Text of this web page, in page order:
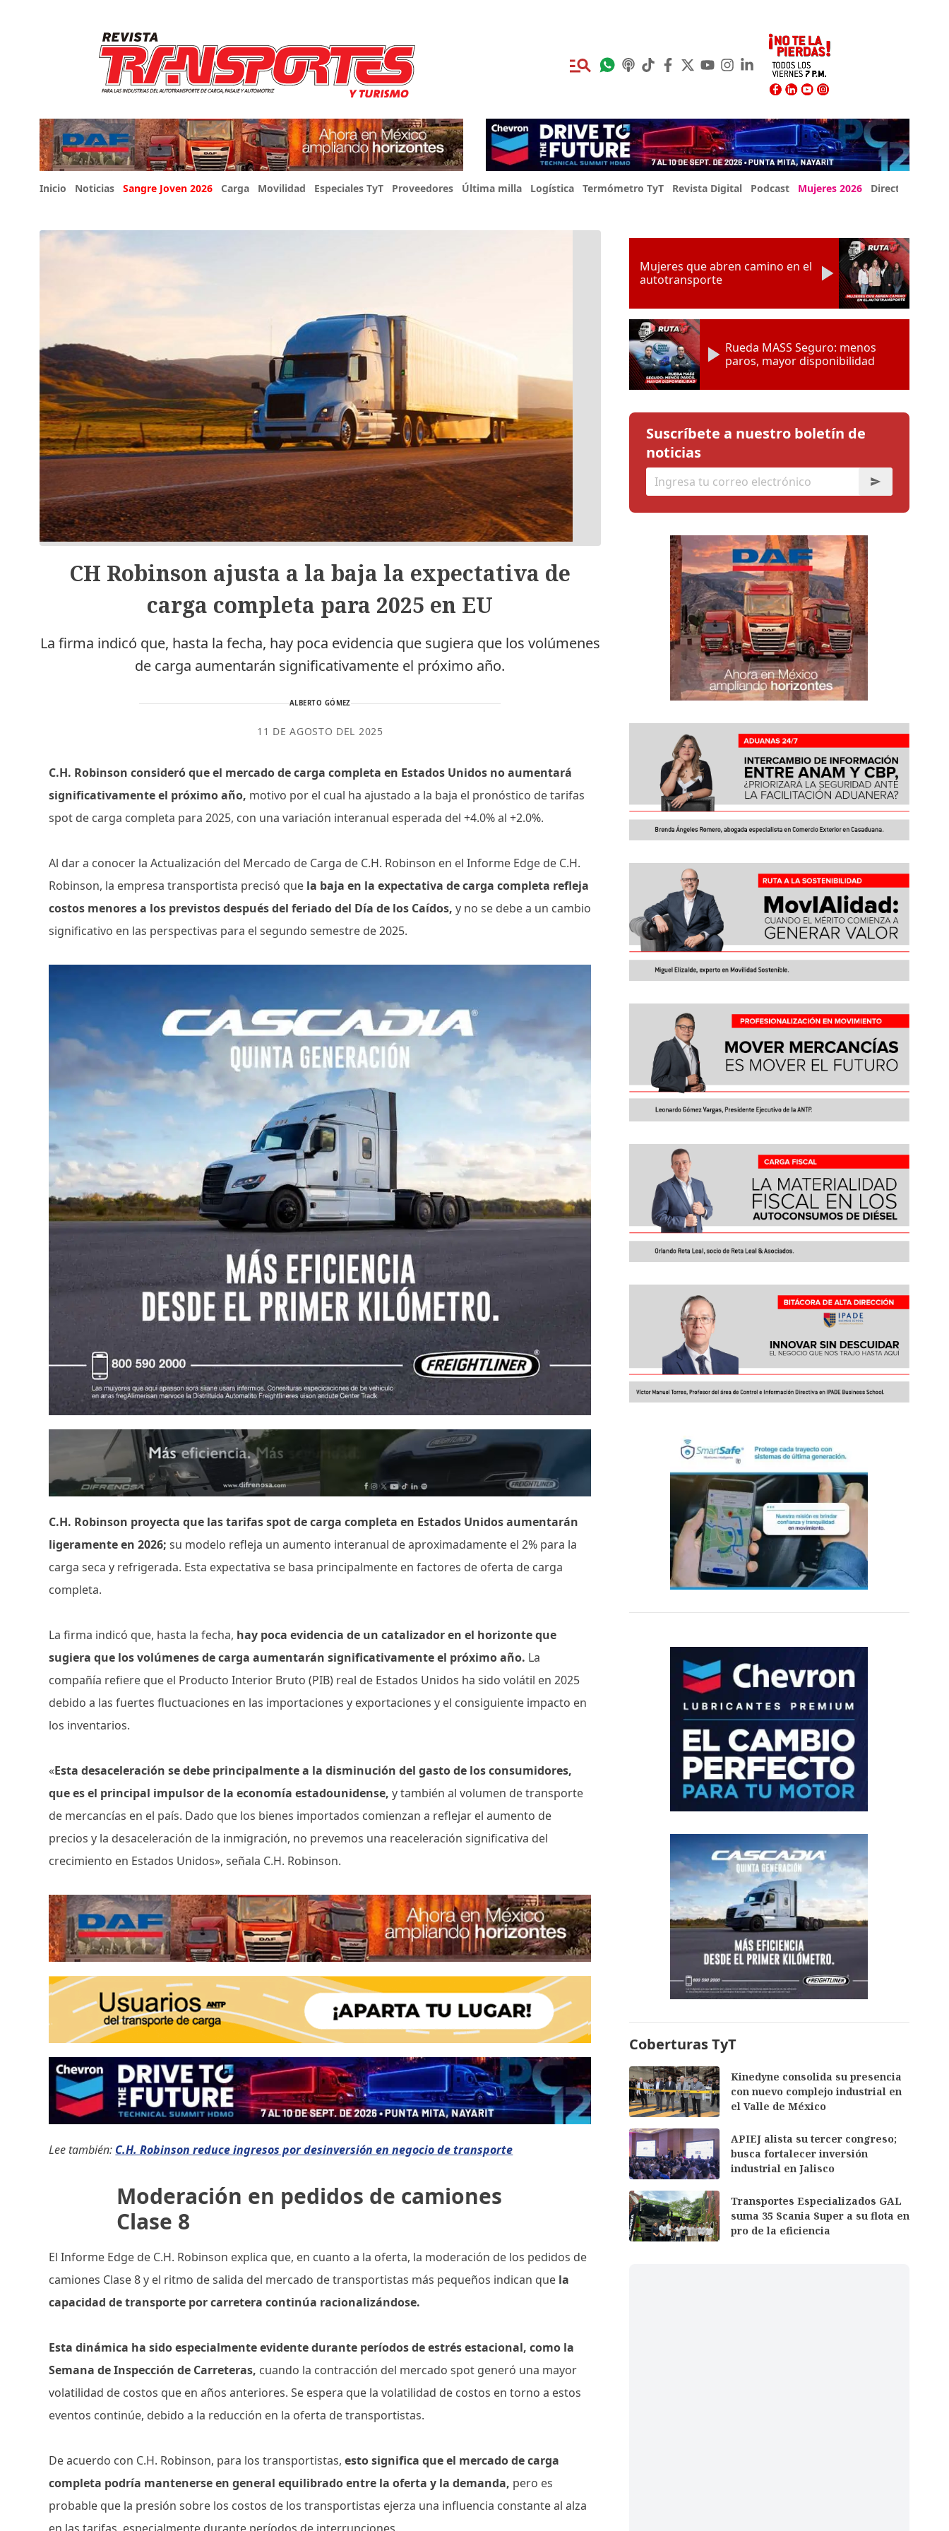
Inicio Noticias Sangre Joven 2026 Carga Movilidad Especiales TyT Proveedores Última milla Logística Termómetro TyT Revista Digital Podcast Mujeres 2026 Directorio Expo
CH Robinson ajusta a la baja la expectativa de
carga completa para 2025 en EU
La firma indicó que, hasta la fecha, hay poca evidencia que sugiera que los volúmenes
de carga aumentarán significativamente el próximo año.
ALBERTO GÓMEZ
11 DE AGOSTO DEL 2025
C.H. Robinson consideró que el mercado de carga completa en Estados Unidos no aumentará
significativamente el próximo año, motivo por el cual ha ajustado a la baja el pronóstico de tarifas
spot de carga completa para 2025, con una variación interanual esperada del +4.0% al +2.0%.
Al dar a conocer la Actualización del Mercado de Carga de C.H. Robinson en el Informe Edge de C.H.
Robinson, la empresa transportista precisó que la baja en la expectativa de carga completa refleja
costos menores a los previstos después del feriado del Día de los Caídos, y no se debe a un cambio
significativo en las perspectivas para el segundo semestre de 2025.
C.H. Robinson proyecta que las tarifas spot de carga completa en Estados Unidos aumentarán
ligeramente en 2026; su modelo refleja un aumento interanual de aproximadamente el 2% para la
carga seca y refrigerada. Esta expectativa se basa principalmente en factores de oferta de carga
completa.
La firma indicó que, hasta la fecha, hay poca evidencia de un catalizador en el horizonte que
sugiera que los volúmenes de carga aumentarán significativamente el próximo año. La
compañía refiere que el Producto Interior Bruto (PIB) real de Estados Unidos ha sido volátil en 2025
debido a las fuertes fluctuaciones en las importaciones y exportaciones y el consiguiente impacto en
los inventarios.
«Esta desaceleración se debe principalmente a la disminución del gasto de los consumidores,
que es el principal impulsor de la economía estadounidense, y también al volumen de transporte
de mercancías en el país. Dado que los bienes importados comienzan a reflejar el aumento de
precios y la desaceleración de la inmigración, no prevemos una reaceleración significativa del
crecimiento en Estados Unidos», señala C.H. Robinson.
Lee también: C.H. Robinson reduce ingresos por desinversión en negocio de transporte
Moderación en pedidos de camiones
Clase 8
El Informe Edge de C.H. Robinson explica que, en cuanto a la oferta, la moderación de los pedidos de
camiones Clase 8 y el ritmo de salida del mercado de transportistas más pequeños indican que la
capacidad de transporte por carretera continúa racionalizándose.
Esta dinámica ha sido especialmente evidente durante períodos de estrés estacional, como la
Semana de Inspección de Carreteras, cuando la contracción del mercado spot generó una mayor
volatilidad de costos que en años anteriores. Se espera que la volatilidad de costos en torno a estos
eventos continúe, debido a la reducción en la oferta de transportistas.
De acuerdo con C.H. Robinson, para los transportistas,esto significa que el mercado de carga
completa podría mantenerse en general equilibrado entre la oferta y la demanda, pero es
probable que la presión sobre los costos de los transportistas ejerza una influencia constante al alza
Mujeres que abren camino en el
autotransporte
Rueda MASS Seguro: menos
paros, mayor disponibilidad
Suscríbete a nuestro boletín de
noticias
Coberturas TyT
Kinedyne consolida su presencia
con nuevo complejo industrial en
el Valle de México
APIEJ alista su tercer congreso;
busca fortalecer inversión
industrial en Jalisco
Transportes Especializados GAL
suma 35 Scania Super a su flota en
pro de la eficiencia